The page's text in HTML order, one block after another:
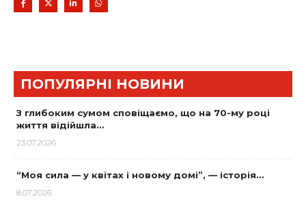
ПОПУЛЯРНІ НОВИНИ
З глибоким сумом сповіщаємо, що на 70-му році
життя відійшла…
23.07.2026
“Моя сила — у квітах і новому домі”, — історія…
8.07.2026